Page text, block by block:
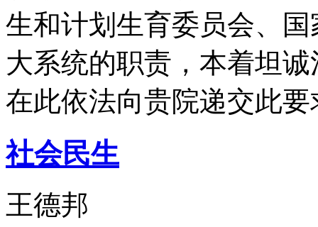
生和计划生育委员会、
大系统的职责，本着坦
在此依法向贵院递交此要
社会民生
王德邦